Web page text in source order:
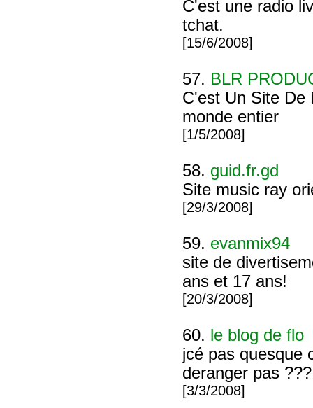
C'est une radio
tchat.
[15/6/2008]
57. BLR
C'est Un Site De
monde entier
[1/5/2008]
58. guid.fr.gd
Site music ray
[29/3/2008]
59. evanmix94
site de
ans et 17 ans!
[20/3/2008]
60. le blog de flo
jcé pas quesque
deranger pas ???
[3/3/2008]